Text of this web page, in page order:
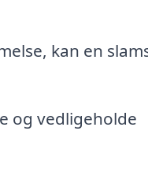
kan en
og vedligeholde